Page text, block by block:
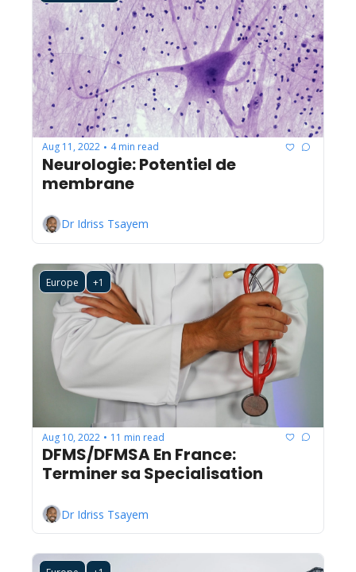
Aug 11, 2022 • 4 min read
Neurologie: Potentiel de
membrane
Dr Idriss Tsayem
Europe +1
Aug 10, 2022 • 11 min read
DFMS/DFMSA En France:
Terminer sa Specialisation
Dr Idriss Tsayem